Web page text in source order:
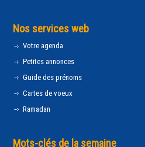
Nos services web
Votre agenda
Petites annonces
Guide des prénoms
Cartes de voeux
Ramadan
Mots-clés de la semaine